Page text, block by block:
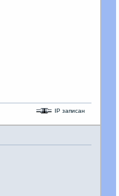
IP записан